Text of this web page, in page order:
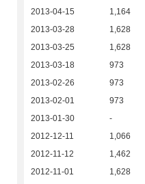
2013-04-15
1,164
2013-03-28
1,628
2013-03-25
1,628
2013-03-18
973
2013-02-26
973
2013-02-01
973
2013-01-30
-
2012-12-11
1,066
2012-11-12
1,462
2012-11-01
1,628